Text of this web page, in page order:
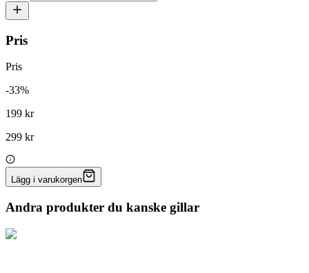
Pris
Pris
-33%
199 kr
299 kr
Lägg i varukorgen
Andra produkter du kanske gillar